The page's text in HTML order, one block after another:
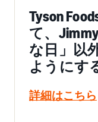
Tyson
て、
な日」以
ようにす
詳細はこちら